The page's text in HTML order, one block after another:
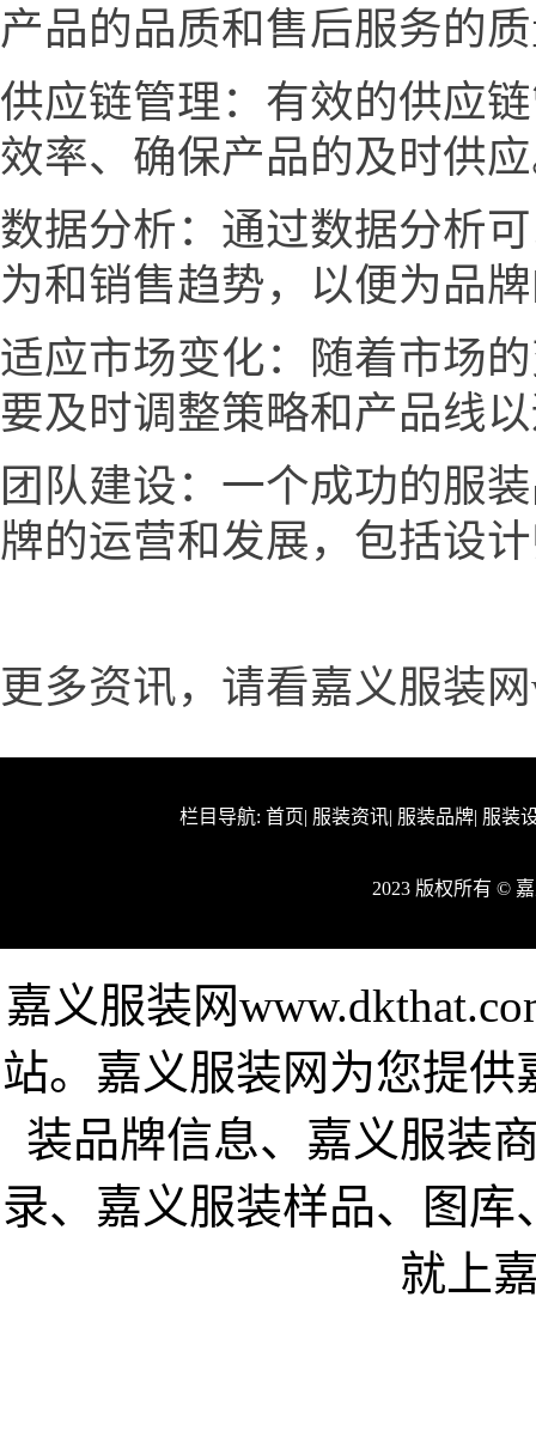
产品的品质和售后服务的
供应链管理：有效的供应
效率、确保产品的及时供
数据分析：通过数据分析
为和销售趋势，以便为品
适应市场变化：随着市场
要及时调整策略和产品线
团队建设：一个成功的服
牌的运营和发展，包括设
更多资讯，请看嘉义服装
栏目导航: 首页| 服装资讯| 服装品牌| 服装
2023 版权所有 ©
嘉义服装网
站。嘉义服装网为您提
装品牌信息、嘉义服装
录、嘉义服装样品、图
就上